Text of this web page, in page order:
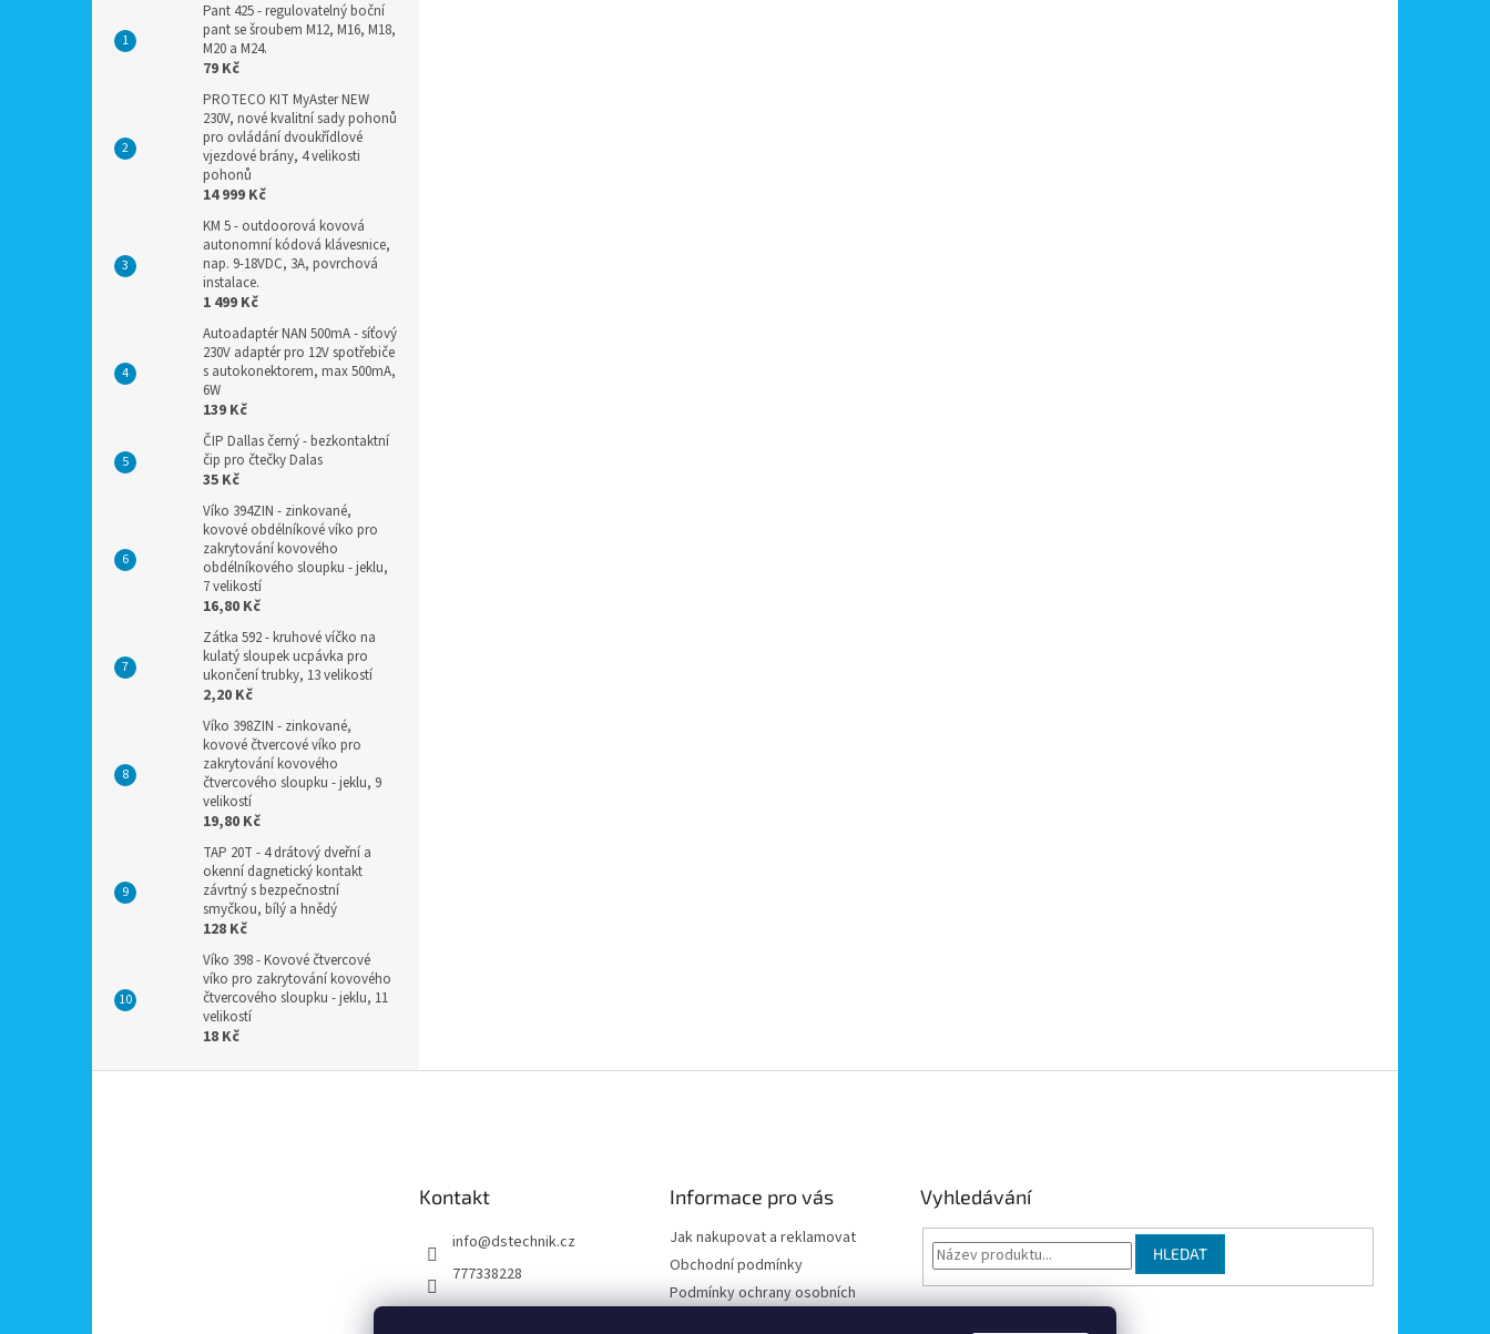
Pant 425 - regulovatelný boční
pant se šroubem M12, M16, M18,
M20 a M24.
79 Kč
PROTECO KIT MyAster NEW
230V, nové kvalitní sady pohonů
pro ovládání dvoukřídlové
vjezdové brány, 4 velikosti
pohonů
14 999 Kč
KM 5 - outdoorová kovová
autonomní kódová klávesnice,
nap. 9-18VDC, 3A, povrchová
instalace.
1 499 Kč
Autoadaptér NAN 500mA - síťový
230V adaptér pro 12V spotřebiče
s autokonektorem, max 500mA,
6W
139 Kč
ČIP Dallas černý - bezkontaktní
čip pro čtečky Dalas
35 Kč
Víko 394ZIN - zinkované,
kovové obdélníkové víko pro
zakrytování kovového
obdélníkového sloupku - jeklu,
7 velikostí
16,80 Kč
Zátka 592 - kruhové víčko na
kulatý sloupek ucpávka pro
ukončení trubky, 13 velikostí
2,20 Kč
Víko 398ZIN - zinkované,
kovové čtvercové víko pro
zakrytování kovového
čtvercového sloupku - jeklu, 9
velikostí
19,80 Kč
TAP 20T - 4 drátový dveřní a
okenní dagnetický kontakt
závrtný s bezpečnostní
smyčkou, bílý a hnědý
128 Kč
Víko 398 - Kovové čtvercové
víko pro zakrytování kovového
čtvercového sloupku - jeklu, 11
velikostí
18 Kč
Kontakt
info@dstechnik.cz
777338228
Informace pro vás
Jak nakupovat a reklamovat
Obchodní podmínky
Podmínky ochrany osobních
Vyhledávání
HLEDAT